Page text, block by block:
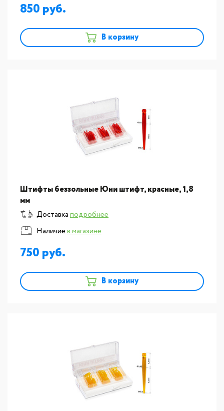
850
В корзину
Штифты беззольные Юни штифт, красные, 1,8
мм
Доставкаподробнее
Наличиев магазине
750
В корзину